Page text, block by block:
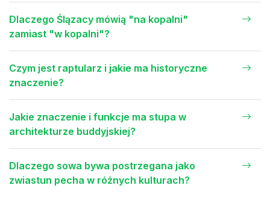
Dlaczego Ślązacy mówią "na kopalni"
zamiast "w kopalni"?
Czym jest raptularz i jakie ma historyczne
znaczenie?
Jakie znaczenie i funkcje ma stupa w
architekturze buddyjskiej?
Dlaczego sowa bywa postrzegana jako
zwiastun pecha w różnych kulturach?